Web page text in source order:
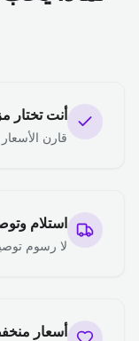
أنت تختار
قارن
استلام
لا رسوم
أسعار